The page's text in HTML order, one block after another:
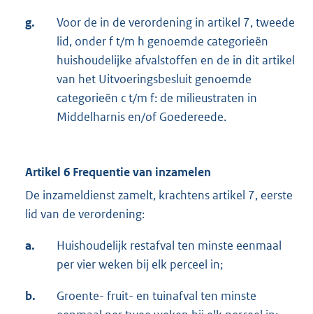
g.
Voor de in de verordening in artikel 7, tweede
lid, onder f t/m h genoemde categorieën
huishoudelijke afvalstoffen en de in dit artikel
van het Uitvoeringsbesluit genoemde
categorieën c t/m f: de milieustraten in
Middelharnis en/of Goedereede.
Artikel 6 Frequentie van inzamelen
De inzameldienst zamelt, krachtens artikel 7, eerste
lid van de verordening:
a.
Huishoudelijk restafval ten minste eenmaal
per vier weken bij elk perceel in;
b.
Groente- fruit- en tuinafval ten minste